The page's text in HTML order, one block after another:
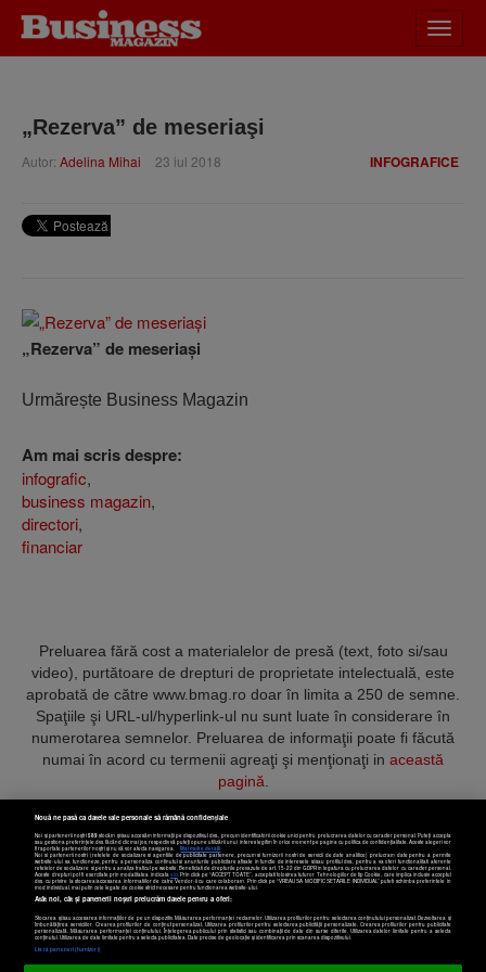
meniu
„Rezerva” de meseriaşi
INFOGRAFICE
Autor: Adelina Mihai 23 iul 2018
„Rezerva” de meseriaşi
Urmărește Business Magazin
Am mai scris despre:
infografic,
business magazin,
directori,
financiar
Preluarea fără cost a materialelor de presă (text, foto si/sau
video), purtătoare de drepturi de proprietate intelectuală, este
aprobată de către www.bmag.ro doar în limita a 250 de semne.
Spaţiile şi URL-ul/hyperlink-ul nu sunt luate în considerare în
numerotarea semnelor. Preluarea de informaţii poate fi făcută
numai în acord cu termenii agreaţi şi menţionaţi in această
pagină
Termeni și condiții Confidențialitate Cookies Contact
Copyright © 2025 BUSINESSMEX S.A.
Setări cookies
Nouă ne pasă ca datele tale personale să rămână confidențiale
Noi și partenerii noștri589stocăm și/sau accesăm informații pe dispozitivul dvs., precum identificatorii cookie unici pentru prelucrarea datelor cu caracter personal. Puteți accepta
sau gestiona preferințele dvs. făcând clic mai jos, respectiv vă puteți opune utilizării unui interes legitim în orice moment pe pagina cu politica de confidențialitate. Aceste alegeri vor
fi raportate partenerilor noștri și nu vă vor afecta navigarea.
Mai multe detalii
Noi si partenerii nostri (retelele de socializare si agentiile de publicitate partenere, precum si furnizorii nostri de servicii de date analitice) prelucram date pentru a permite
website-ului sa functioneze, pentru a personaliza continutul si anunturile publicitare afisate in functie de interesele si/sau profilul dvs., pentru a va oferi functionalitati aferente
retelelor de socializare si pentru a analiza traficul pe website. Beneficiati de drepturile prevazute de art. 15-22 din GDPR in legatura cu prelucrarea datelor cu caracter personal.
Aceste drepturi pot fi exercitate prin modalitatea indicataaici. Prin click pe “ACCEPT TOATE”, acceptati folosirea tuturor Tehnologiilor de tip Cookie, care implica inclusiv acceptul
dvs. cu privire la stocarea/accesarea informatiilor de catre Vendor-ii cu care colaboram. Prin click pe “VREAU SA MODIFIC SETARILE INDIVIDUAL” puteti schimba preferintele in
mod individual, mai putin cele legate de cookie strict necesare pentru functionarea website-ului.
Atât noi, cât și partenerii noștri prelucrăm datele pentru a oferi:
Stocarea și/sau accesarea informațiilor de pe un dispozitiv. Măsurarea performanței reclamelor. Utilizarea profilurilor pentru selectarea conținutului personalizat. Dezvoltarea și
îmbunătățirea serviciilor. Crearea profilurilor de conținut personalizat. Utilizarea profilurilor pentru selectarea publicității personalizate. Crearea profilurilor pentru publicitate
personalizată. Măsurarea performanței conținutului. Înțelegerea publicului prin statistici sau combinații de date din surse diferite. Utilizarea datelor limitate pentru a selecta
conținutul. Utilizarea de date limitate pentru a selecta publicitatea. Date precise de geolocație și identificarea prin scanarea dispozitivului.
Listă parteneri (furnizori)